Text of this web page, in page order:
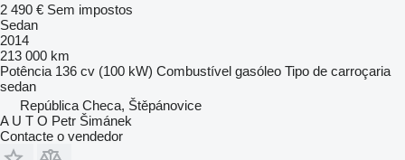
2 490 € Sem impostos
Sedan
2014
213 000 km
Potência 136 cv (100 kW) Combustível gasóleo Tipo de carroçaria
sedan
República Checa, Štěpánovice
A U T O Petr Šimánek
Contacte o vendedor